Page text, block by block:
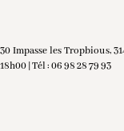
30 Impasse les Tropbious,
18h00 | Tél : 06 98 28 79 93